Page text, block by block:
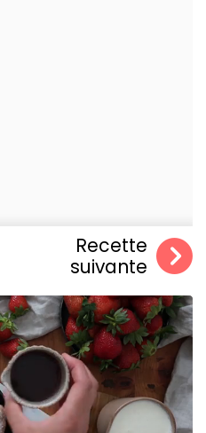
Recette
suivante